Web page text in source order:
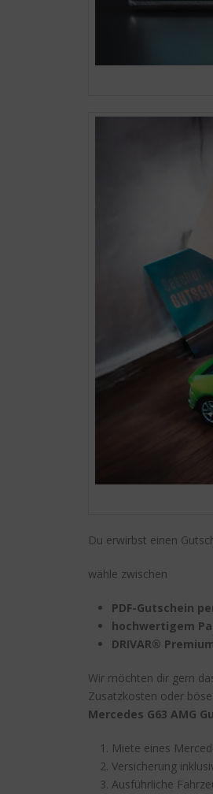
Du erwirbst einen
wähle zwischen
PDF-Gutschein
hochwertigem
DRIVAR®
Wir möchten dir gern
Zusatzkosten oder
Mercedes G63 AMG
Miete eines
Versicherung
Ausführliche